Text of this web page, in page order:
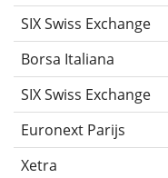
SIX Swiss Exchange
Borsa Italiana
SIX Swiss Exchange
Euronext Parijs
Xetra